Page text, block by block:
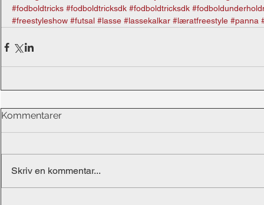
#fodboldtricks #fodboldtricksdk #fodboldtricksdk
#freestyleshow #futsal #lasse #lassekalkar #læratfreestyle #panna
Kommentarer
Skriv en kommentar...